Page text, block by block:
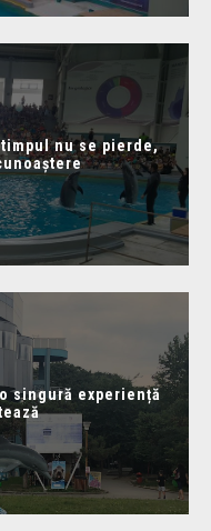
nu se pierde,
singură experiență